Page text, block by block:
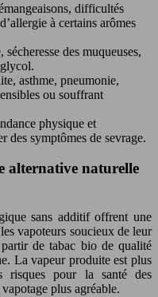
difficultés
à certains arômes
des muqueuses,
asthme, pneumonie,
ou souffrant
physique et
des symptômes de sevrage.
alternative naturelle
sans additif offrent une
vapoteurs soucieux de leur
de tabac bio de qualité
La vapeur produite est plus
risques pour la santé des
plus agréable.